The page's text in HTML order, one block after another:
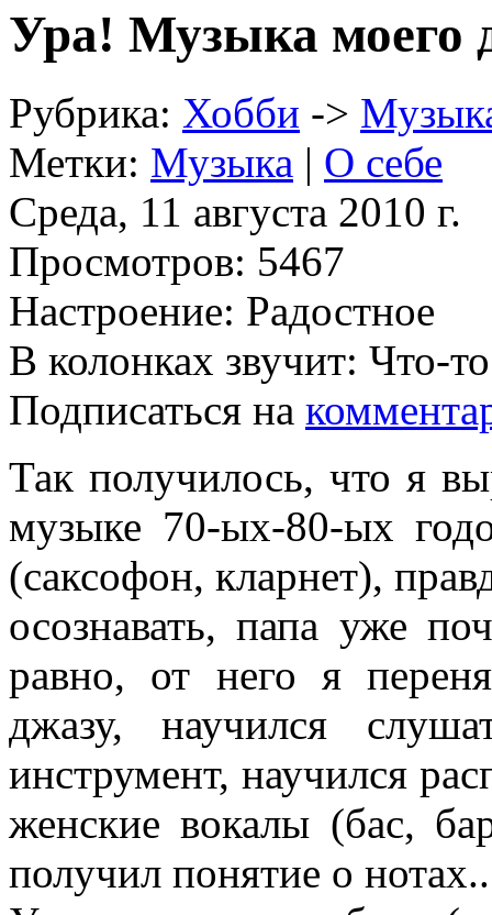
Ура! Музыка моего
Рубрика: Хобби ->
Метки: Музыка | О себе
Среда, 11 августа 2010 г.
Просмотров: 5467
Настроение: Радостное
В колонках звучит: Что-
Подписаться на
Так получилось, что я
музыке 70-ых-80-ых
(саксофон, кларнет),
осознавать, папа уже
равно, от него я
джазу, научился
инструмент, научился
женские вокалы (бас,
получил понятие о